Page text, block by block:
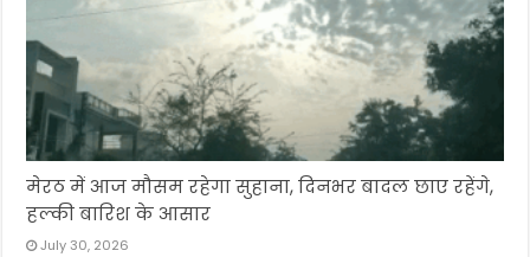
मेरठ में आज मौसम रहेगा सुहाना, दिनभर बादल छाए रहेंगे,
हल्की बारिश के आसार
July 30, 2026